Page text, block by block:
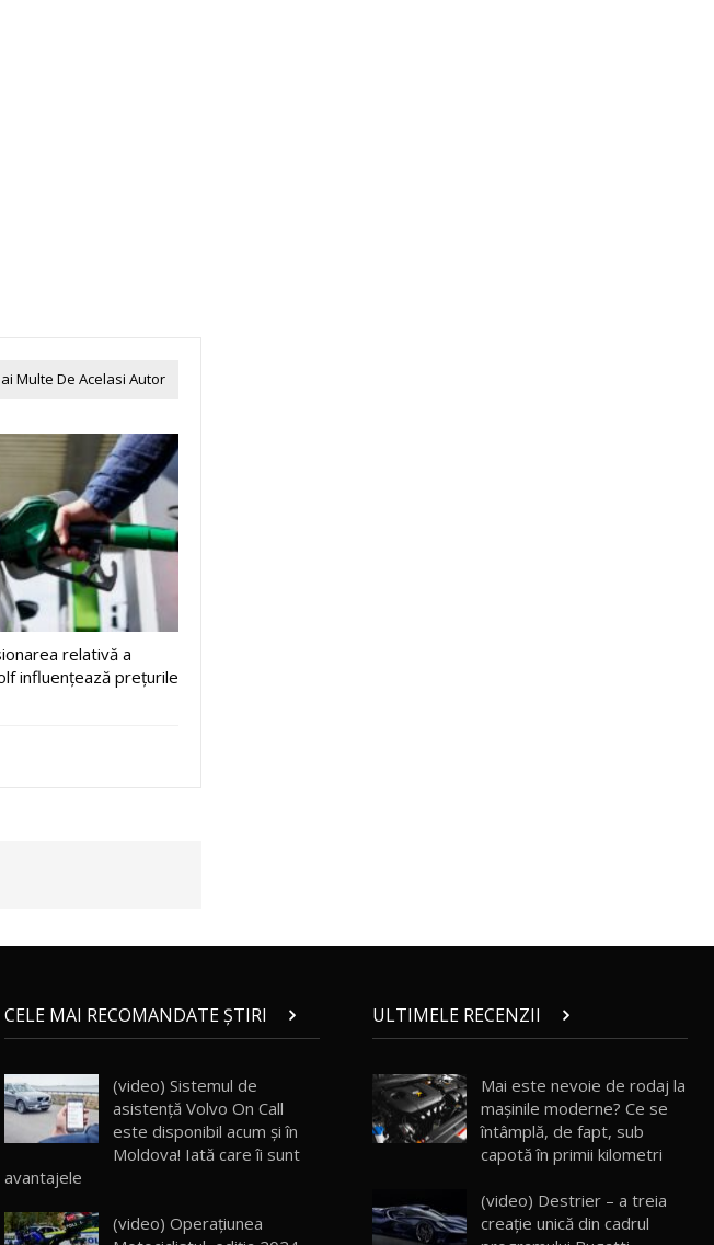
Multe De Acelasi Autor
relativă a
influențează prețurile
AutoBlog.MD
16:59
Noua Mazda 6e / Test Drive AutoBlog.MD
26:59
Lynk & Co 01 / Test Drive AutoBlog.MD
CELE MAI RECOMANDATE ȘTIRI
(video) Sistemul de
asistenţă Volvo On Call
este disponibil acum şi în
Moldova! Iată care îi sunt
avantajele
(video) Operațiunea
ULTIMELE RECENZII
Mai este nevoie de rodaj la
mașinile moderne? Ce se
întâmplă, de fapt, sub
capotă în primii kilometri
(video) Destrier – a treia
creație unică din cadrul